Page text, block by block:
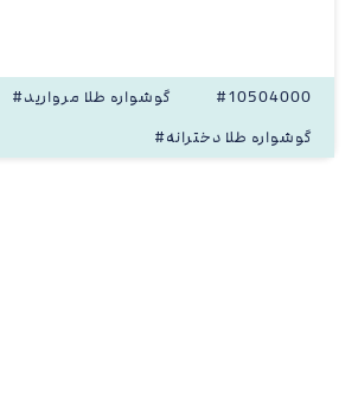
#10504000
#گوشواره طلا مروارید
#گوشواره طلا دخترانه